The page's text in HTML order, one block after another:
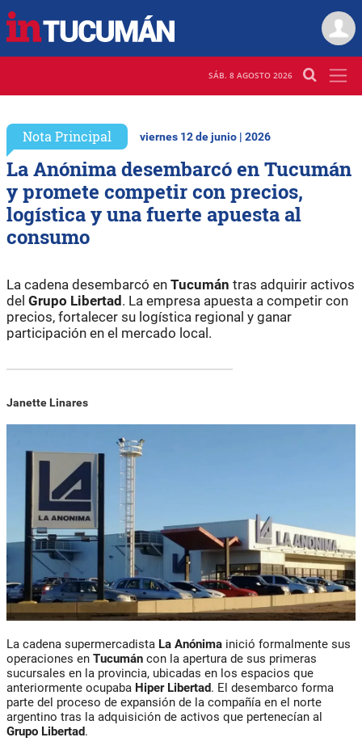
SÁB. 8 AGOSTO 2026
Nota Principal viernes 12 de junio | 2026
La Anónima desembarcó en Tucumán
y promete competir con precios,
logística y una fuerte apuesta al
consumo
La cadena desembarcó en Tucumán tras adquirir activos
del Grupo Libertad. La empresa apuesta a competir con
precios, fortalecer su logística regional y ganar
participación en el mercado local.
Janette Linares
La cadena supermercadista La Anónima inició formalmente sus
operaciones en Tucumán con la apertura de sus primeras
sucursales en la provincia, ubicadas en los espacios que
anteriormente ocupaba Hiper Libertad. El desembarco forma
parte del proceso de expansión de la compañía en el norte
argentino tras la adquisición de activos que pertenecían al
Grupo Libertad.